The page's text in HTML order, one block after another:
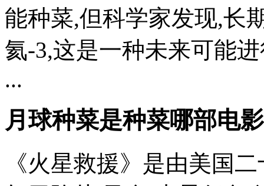
能种菜,但科学家发现,长
氦-3,这是一种未来可能
...
月球种菜是种菜哪部电
《火星救援》是由美国